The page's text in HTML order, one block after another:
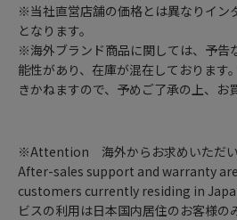
※当社直営店舗の価格とは異なりイン
となります。
※海外ブランド商品に関しては、予告
能性があり、在庫が混在しております
きかねますので、予めご了承の上、お
※Attention 海外からお求めいただい
After-sales support and warranty
customers currently residing in
ビスの利用は日本国内居住のお客様の